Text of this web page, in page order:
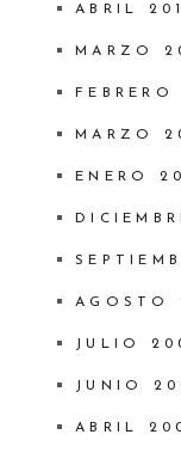
ABRIL
MARZO
FEBRERO
MARZO
ENERO
AGOSTO
JULIO
JUNIO
ABRIL